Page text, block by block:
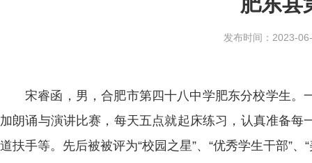
发布时间：2023-
宋睿函，男，合肥市第四十八中学肥东分校学生
加朗诵与演讲比赛，每天五点就起床练习，认真准备
道扶手等。先后被被评为“校园之星”、“优秀学生干部”